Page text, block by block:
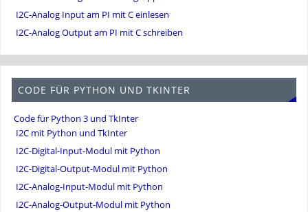
I2C-Analog Input am PI mit C einlesen
I2C-Analog Output am PI mit C schreiben
CODE FÜR PYTHON UND TKINTER
Code für Python 3 und TkInter
I2C mit Python und TkInter
I2C-Digital-Input-Modul mit Python
I2C-Digital-Output-Modul mit Python
I2C-Analog-Input-Modul mit Python
I2C-Analog-Output-Modul mit Python